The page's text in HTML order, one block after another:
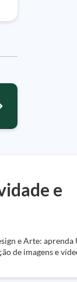
e
e Arte: aprenda
de imagens e